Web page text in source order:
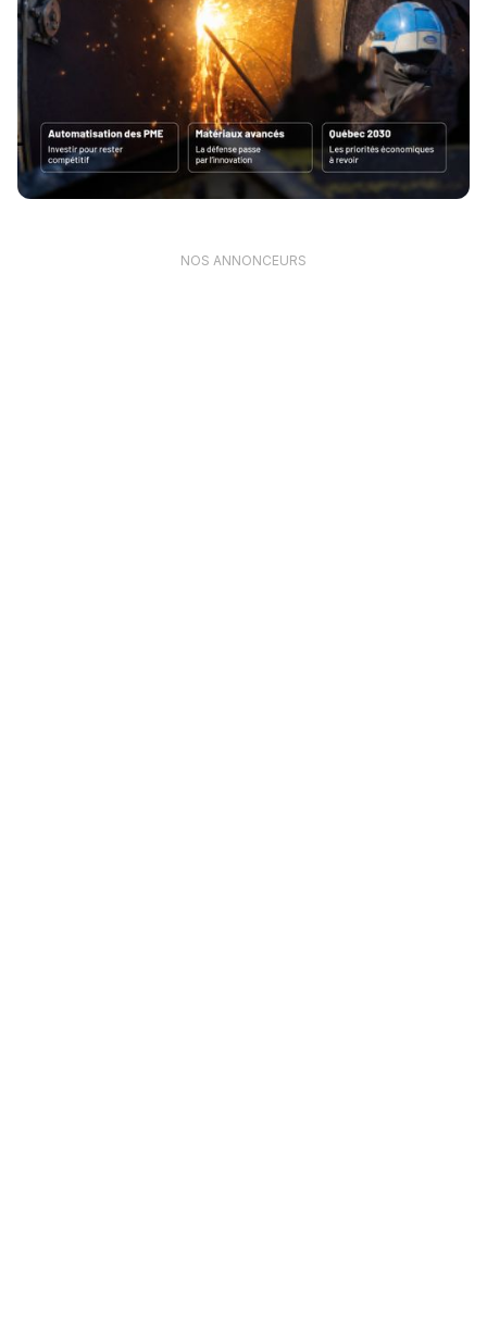
NOS ANNONCEURS